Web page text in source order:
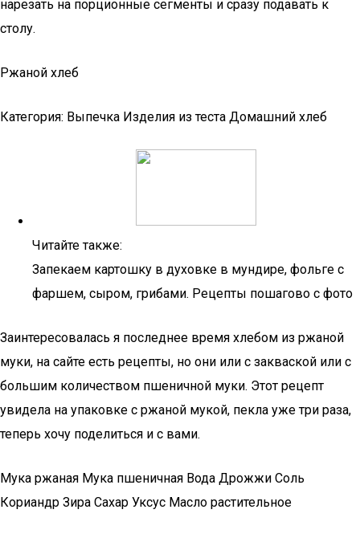
нарезать на порционные сегменты и сразу подавать к
столу.
Ржаной хлеб
Категория: Выпечка Изделия из теста Домашний хлеб
Читайте также:
Запекаем картошку в духовке в мундире, фольге с
фаршем, сыром, грибами. Рецепты пошагово с фото
Заинтересовалась я последнее время хлебом из ржаной
муки, на сайте есть рецепты, но они или с закваской или с
большим количеством пшеничной муки. Этот рецепт
увидела на упаковке с ржаной мукой, пекла уже три раза,
теперь хочу поделиться и с вами.
Мука ржаная Мука пшеничная Вода Дрожжи Соль
Кориандр Зира Сахар Уксус Масло растительное